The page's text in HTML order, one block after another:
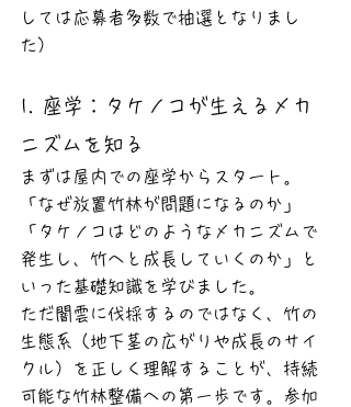
しては応募者多数で抽選となりまし
た）
1. 座学：タケノコが生えるメカ
ニズムを知る
まずは屋内での座学からスタート。
「なぜ放置竹林が問題になるのか」
「タケノコはどのようなメカニズムで
発生し、竹へと成長していくのか」と
いった基礎知識を学びました。
ただ闇雲に伐採するのではなく、竹の
生態系（地下茎の広がりや成長のサイ
クル）を正しく理解することが、持続
可能な竹林整備への第一歩です。参加